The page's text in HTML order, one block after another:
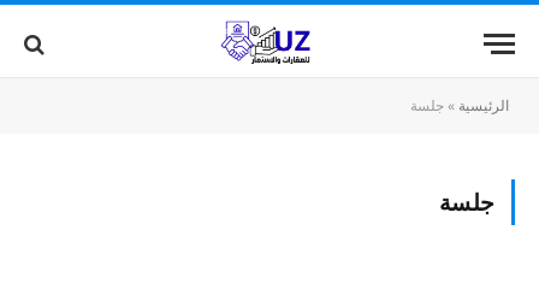
الرئيسية »جلسة
جلسة